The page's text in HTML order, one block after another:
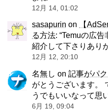
12月 14, 01:02
sasapurin on
【
る方法: “Temuの広告
紹介して下さりあり
12月 12, 20:10
名無し on 記事がパ
がとうございます。
うでもいいなって思
6月 19, 09:04